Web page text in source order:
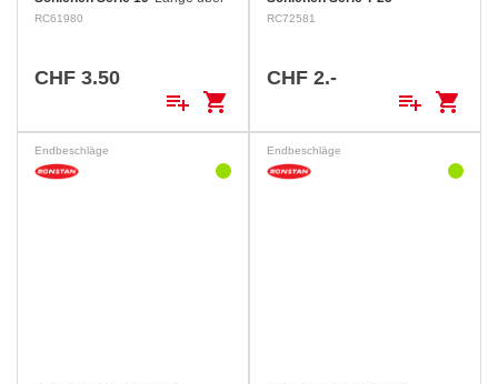
alles: 30 mm Breite über alles:
RC61980
CHF 3.50
playlist_add shopping_cart
RC72581
CHF 2.-
playlist_add shopping_cart
Endbeschläge Endbeschläge